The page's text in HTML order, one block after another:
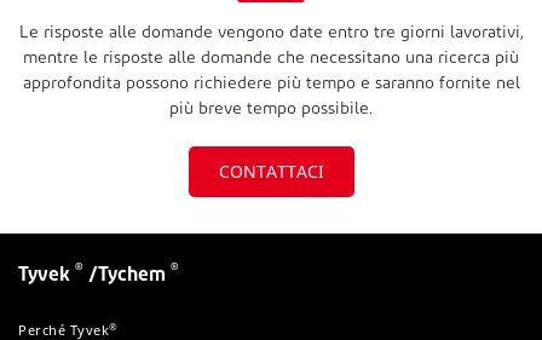
Le risposte alle domande vengono date entro tre giorni lavorativi,
mentre le risposte alle domande che necessitano una ricerca più
approfondita possono richiedere più tempo e saranno fornite nel
più breve tempo possibile.
CONTATTACI
Tyvek ® /Tychem ®
Perché Tyvek®